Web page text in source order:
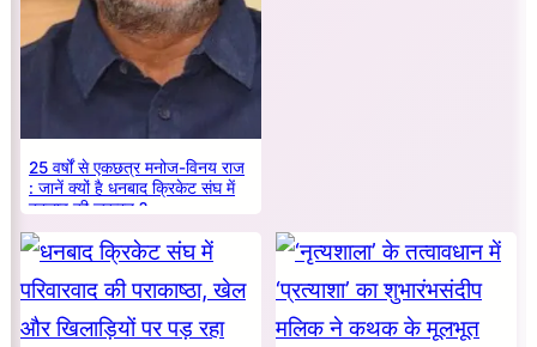
25 वर्षों से एकछत्र मनोज-विनय राज
: जानें क्यों है धनबाद क्रिकेट संघ में
बदलाव की जरूरत ?